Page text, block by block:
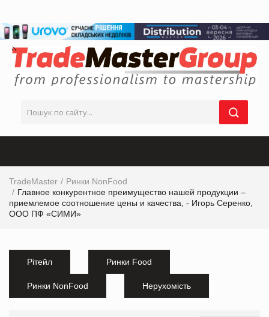
TradeMaster
Ринки NonFood
Главное конкурентное преимущество нашей продукции –
приемлемое соотношение цены и качества, - Игорь Серенко,
ООО ПФ «СИМИ»
Рітейл Ринки Food
Ринки NonFood Нерухомість